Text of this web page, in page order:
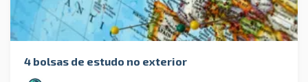
4 bolsas de estudo no exterior